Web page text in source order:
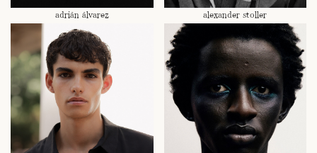
adrián álvarez alexander stoller